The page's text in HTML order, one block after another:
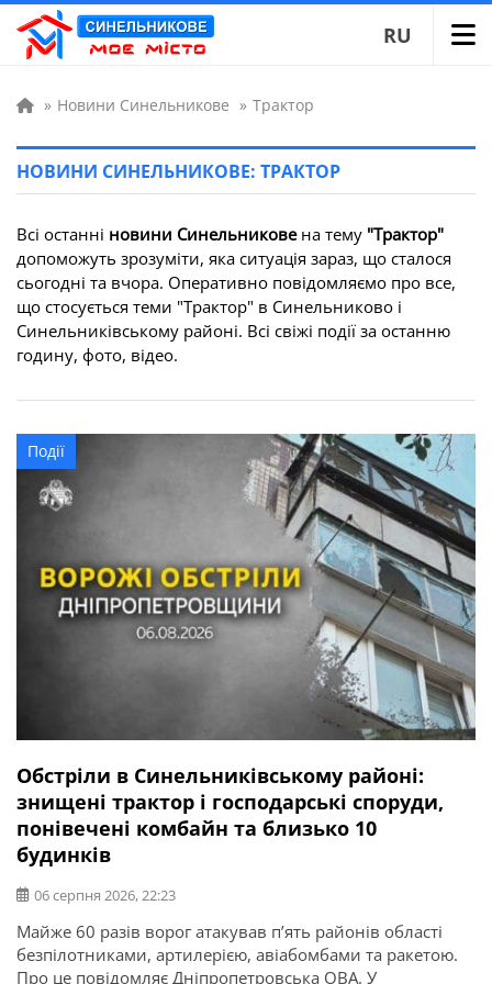
RU
» Новини Синельникове » Трактор
НОВИНИ СИНЕЛЬНИКОВЕ: ТРАКТОР
Всі останні новини Синельниковена тему "Трактор"
допоможуть зрозуміти, яка ситуація зараз, що сталося
сьогодні та вчора. Оперативно повідомляємо про все,
що стосується теми "Трактор" в Синельниково і
Синельниківському районі. Всі свіжі події за останню
годину, фото, відео.
Події
Обстріли в Синельниківському районі:
знищені трактор і господарські споруди,
понівечені комбайн та близько 10
будинків
06 серпня 2026, 22:23
Майже 60 разів ворог атакував п’ять районів області
безпілотниками, артилерією, авіабомбами та ракетою.
Про це повідомляє Дніпропетровська ОВА. У